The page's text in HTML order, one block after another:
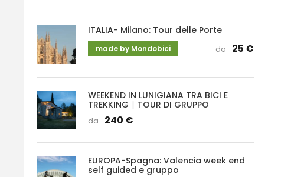
ITALIA- Milano: Tour delle Porte
made by Mondobici da 25 €
WEEKEND IN LUNIGIANA TRA BICI E
TREKKING ∣ TOUR DI GRUPPO
da 240 €
EUROPA-Spagna: Valencia week end
self guided e gruppo